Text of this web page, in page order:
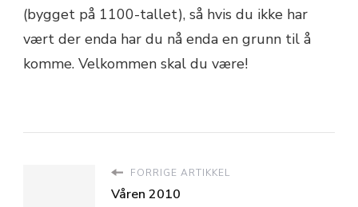
(bygget på 1100-tallet), så hvis du ikke har
vært der enda har du nå enda en grunn til å
komme. Velkommen skal du være!
FORRIGE ARTIKKEL
Våren 2010